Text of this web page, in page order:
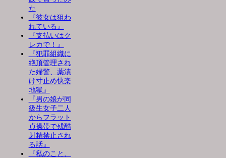
た
『彼女は狙わ
れている』
『支払いはク
レカで！』
『犯罪組織に
絶頂管理され
た婦警、薬漬
け寸止め快楽
地獄』
『男の娘が同
級生女子二人
からフラット
貞操帯で残酷
射精禁止され
る話』
『私のこと、